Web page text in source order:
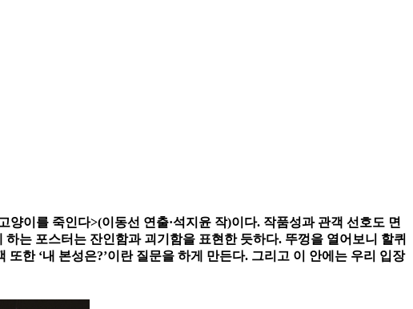
이를 죽인다>(이동선 연출·석지윤 작)이다. 작품성과 관객 선호도 면
는 포스터는 잔인함과 괴기함을 표현한 듯하다. 뚜껑을 열어보니 할퀴
한 ‘내 본성은?’이란 질문을 하게 만든다. 그리고 이 안에는 우리 입장